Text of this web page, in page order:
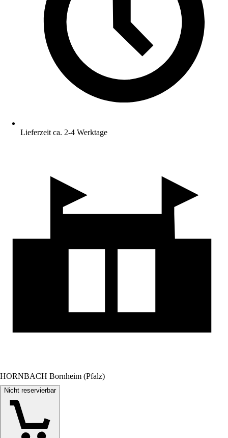
Lieferzeit ca. 2-4 Werktage
HORNBACH Bornheim (Pfalz)
Nicht reservierbar